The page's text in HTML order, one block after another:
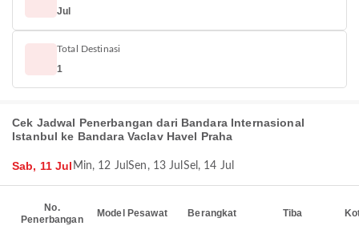
Jul
Total Destinasi
1
Cek Jadwal Penerbangan dari Bandara Internasional
Istanbul ke Bandara Vaclav Havel Praha
Sab, 11 Jul Min, 12 JulSen, 13 Jul Sel, 14 Jul
No.
Penerbangan
Model Pesawat Berangkat Tiba